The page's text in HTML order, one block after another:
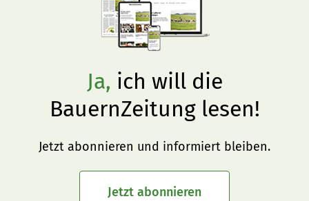
Ja, ich will die
BauernZeitung lesen!
Jetzt abonnieren und informiert bleiben.
Jetzt abonnieren